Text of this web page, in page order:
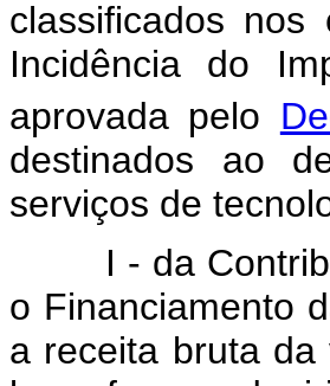
classificados
Incidência do
aprovada pelo
destinados ao
serviços de
I - da
o Financiamento
a receita bruta